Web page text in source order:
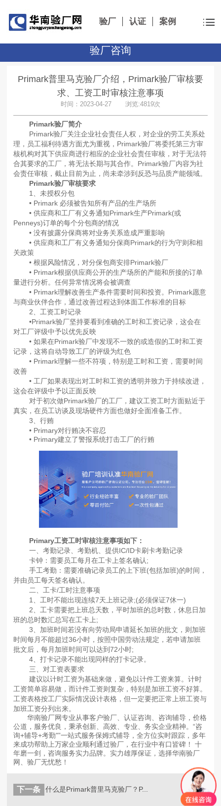
验厂 认证 案例
验厂咨询
Primark普里马克验厂介绍，Primark验厂审核要
求、工资工时审核注意事项
时间：2023-04-27 浏览:4819次
Primark验厂简介
Primark验厂关注企业社会责任人权，对企业的劳工关系处
理，员工福利待遇方面尤为重视，Primark验厂将委托第三方审
核机构对其下供应商进行相应的企业社会责任审核，对于无法符
合其要求的工厂，将无法长期与其合作。Primark验厂内容为社
会责任审核，截止目前为止，尚未牵涉到反恐与品质产能领域。
Primark验厂审核要求
1、未授权分包
• Primark 必须被告知所有产品的生产场所
• 供应商和工厂有义务通知Primark生产Primark(或
Penneys)订单的每个分包商的情况
• 没有披露分保商将对业务关系造成严重影响
• 供应商和工厂有义务通知分保商Primark的行为守则和相
关政策
• 根据风险情况，对分保包商安排Primark验厂
• Primark根据供应商公开的生产场所的产能和所接的订单
量进行分析。任何异常情况将会被调查
• Primark理解改善生产条件需要时间和投资。Primark愿意
与商业伙伴合作，通过改善过程达到体面工作标准的目标
2、工资工时记录
•Primark验厂坚持要看到准确的工时和工资记录，这会在
对工厂评级中予以优先反映
• 如果在Primark验厂中发现不一致的或造假的工时和工资
记录，这将自动导致工厂的评级为红色
• Primark理解一些不符项，特别是工时和工资，需要时间
改善
• 工厂如果表现出对工时和工资的透明并致力于持续改进，
这会在评级中予以正面反映
对于初次做Primark验厂的工厂，建议工资工时方面贴近于
真实，在员工访谈及现场硬件方面也做好全面准备工作。
3、行贿
• Primary对行贿决不容忍
• Primary建立了警报系统打击工厂的行贿
Primary工资工时审核注意事项如下：
一、考勤记录、考勤机、提供IC/ID卡刷卡考勤记录
卡钟：需要员工每月在工卡上签名确认;
手工考勤：需要准确记录员工的上下班(包括加班)的时间，
并由员工每天签名确认。
二、工卡/工时注意事项
1、工时不能出现连续7天上班记录;(必须保证7休一)
2、工卡需要把上班总天数，平时加班的总时数，休息日加
班的总时数汇总写在工卡上;
3、加班时间若没有向劳动局申请延长加班的批文，则加班
时间每月不能超过36小时，按照中国劳动法规定，若申请加班
批文后，每月加班时间可以达到72小时;
4、打卡记录不能出现同样的打卡记录。
三、对工资表要求
建议以计时工资为基础来做，避免以计件工资来算。计时
工资简单容易做，而计件工资则复杂，特别是加班工资不好算。
工资表格按工厂实际情况设计表格，但一定要把正常上班工资与
加班工资分列出来。
华南验厂网专业从事客户验厂、认证咨询、咨询辅导，价格
公道，服务优良，秉承创新、高效、专业、务实企业精神。“咨
询+辅导+考勤"”一站式服务保姆式辅导，全方位实时跟踪，多年
来成功帮助上万家企业顺利通过验厂，在行业中有口皆碑！ 十
年磨一剑，咨询服务实力品牌。实力雄厚保证，选择华南验厂
网、验厂无忧愁！
返回
列表
下一条 什么是Primark普里马克验厂？P...